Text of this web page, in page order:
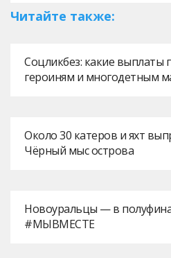
Читайте также:
Соцликбез: какие
героиням и многодетным
Около 30 катеров и яхт
Чёрный мыс острова
Новоуральцы — в
#МЫВМЕСТЕ